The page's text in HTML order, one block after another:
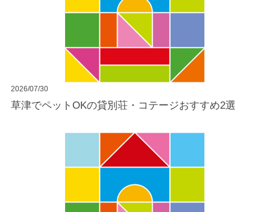
2026/07/30
草津でペットOKの貸別荘・コテージおすすめ2選